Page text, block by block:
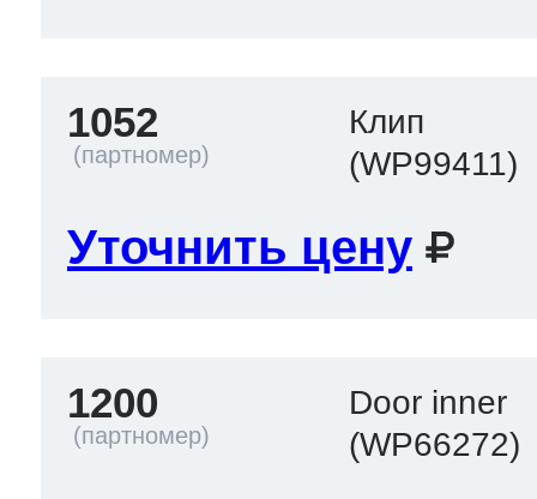
1052
Клип
(WP99411)
Уточнить цену
1200
Door inner
(WP66272)